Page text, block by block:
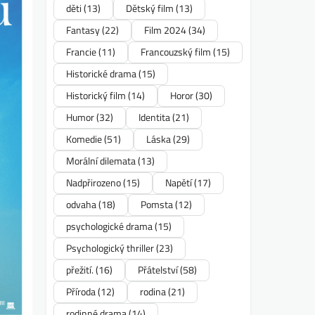
děti(13) Dětský film(13)
Fantasy(22) Film 2024(34)
Francie(11) Francouzský film(15)
Historické drama(15)
Historický film(14) Horor(30)
Humor(32) Identita(21)
Komedie(51) Láska(29)
Morální dilemata(13)
Nadpřirozeno(15) Napětí(17)
odvaha(18) Pomsta(12)
psychologické drama(15)
Psychologický thriller(23)
přežití.(16) Přátelství(58)
Příroda(12) rodina(21)